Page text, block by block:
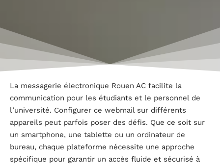
La messagerie électronique Rouen AC facilite la
communication pour les étudiants et le personnel de
l’université. Configurer ce webmail sur différents
appareils peut parfois poser des défis. Que ce soit sur
un smartphone, une tablette ou un ordinateur de
bureau, chaque plateforme nécessite une approche
spécifique pour garantir un accès fluide et sécurisé à